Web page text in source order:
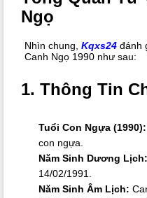
Ngọ
Nhìn chung, Kqxs24 đánh
Canh Ngọ 1990 như sau:
1. Thông Tin
Tuổi Con Ngựa (1990):
con ngựa.
Năm Sinh Dương Lịch:
14/02/1991.
Năm Sinh Âm Lịch: